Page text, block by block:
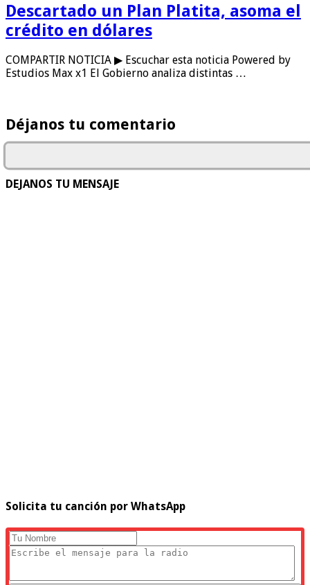
Descartado un Plan Platita, asoma el
crédito en dólares
COMPARTIR NOTICIA ▶ Escuchar esta noticia Powered by
Estudios Max x1 El Gobierno analiza distintas …
Déjanos tu comentario
DEJANOS TU MENSAJE
Solicita tu canción por WhatsApp